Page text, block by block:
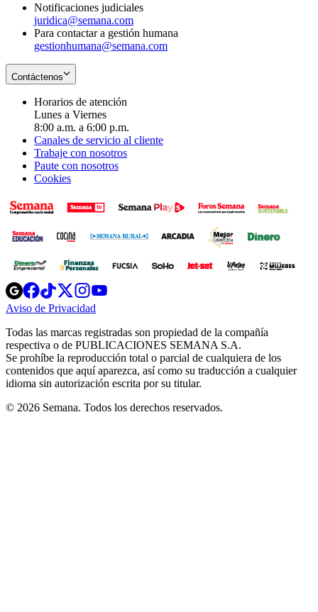
Notificaciones judiciales
juridica@semana.com
Para contactar a gestión humana
gestionhumana@semana.com
Contáctenos
Horarios de atención
Lunes a Viernes
8:00 a.m. a 6:00 p.m.
Canales de servicio al cliente
Trabaje con nosotros
Paute con nosotros
Cookies
Opens
in
new
Opens
in
new
Opens
in
new
window
Opens
new
windowwindow
Aviso de Privacidad
new
window
Todas las marcas registradas son propiedad de la compañía
respectiva o de PUBLICACIONES SEMANA S.A.
Se prohíbe la reproducción total o parcial de cualquiera de los
contenidos que aquí aparezca, así como su traducción a cualquier
idioma sin autorización escrita por su titular.
© 2026 Semana. Todos los derechos reservados.